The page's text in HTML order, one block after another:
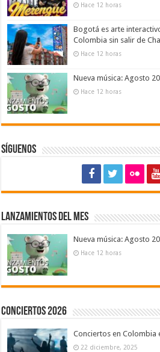
Hace 12 horas
Bogotá es arte
Colombia sin salir de
Hace 12 horas
Nueva música: Agosto
Hace 12 horas
Síguenos
Lanzamientos del mes
Nueva música: Agosto
Hace 12 horas
Conciertos 2026
Conciertos en Colombia
22 diciembre, 2025